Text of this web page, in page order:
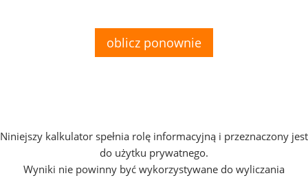
oblicz ponownie
Niniejszy kalkulator spełnia rolę informacyjną i przeznaczony jest
do użytku prywatnego.
Wyniki nie powinny być wykorzystywane do wyliczania